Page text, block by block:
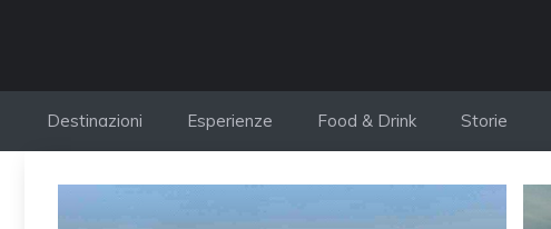
Destinazioni Esperienze Food & Drink Storie